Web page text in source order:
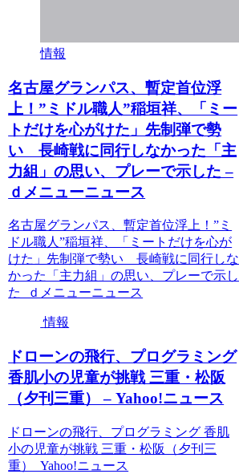
情報
名古屋グランパス、暫定首位浮
上！”ミドル職人”稲垣祥、「ミー
トだけを心がけた」先制弾で勢
い 長崎戦に同行しなかった「主
力組」の思い、プレーで示した –
ｄメニューニュース
名古屋グランパス、暫定首位浮上！”ミ
ドル職人”稲垣祥、「ミートだけを心が
けた」先制弾で勢い 長崎戦に同行しな
かった「主力組」の思い、プレーで示し
た ｄメニューニュース
情報
ドローンの飛行、プログラミング
香肌小の児童が挑戦 三重・松阪
（夕刊三重） – Yahoo!ニュース
ドローンの飛行、プログラミング 香肌
小の児童が挑戦 三重・松阪（夕刊三
重） Yahoo!ニュース